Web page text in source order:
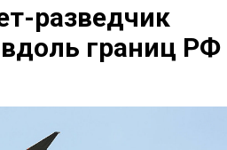
разведчик
границ РФ